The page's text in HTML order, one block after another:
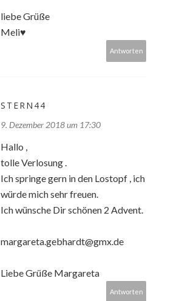
liebe Grüße
Meli♥
Antworten
STERN44
9. Dezember 2018 um 17:30
Hallo ,
tolle Verlosung .
Ich springe gern in den Lostopf , ich
würde mich sehr freuen.
Ich wünsche Dir schönen 2 Advent.
margareta.gebhardt@gmx.de
Liebe Grüße Margareta
Antworten